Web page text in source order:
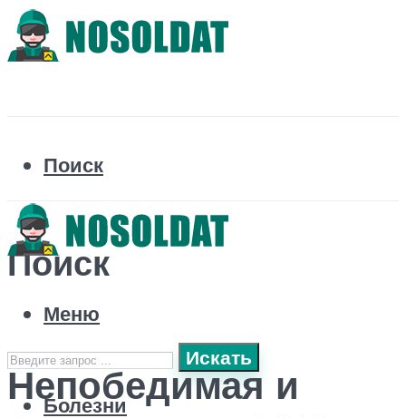
Поиск
Поиск
Искать
Болезни
Меню
Непобедимая и